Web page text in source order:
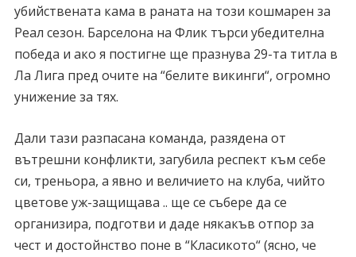
убийствената кама в раната на този кошмарен за
Реал сезон. Барселона на Флик търси убедителна
победа и ако я постигне ще празнува 29-та титла в
Ла Лига пред очите на “белите викинги“, огромно
унижение за тях.
Дали тази разпасана команда, разядена от
вътрешни конфликти, загубила респект към себе
си, треньора, а явно и величието на клуба, чийто
цветове уж-защищава .. ще се събере да се
организира, подготви и даде някакъв отпор за
чест и достойнство поне в “Класикото“ (ясно, че